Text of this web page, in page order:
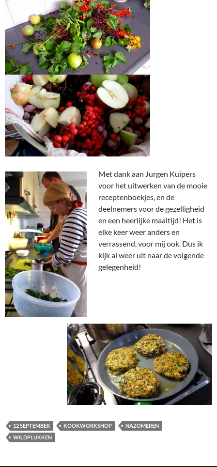
Met dank aan Jurgen Kuipers
voor het uitwerken van de mooie
receptenboekjes, en de
deelnemers voor de gezelligheid
en een heerlijke maaltijd! Het is
elke keer weer anders en
verrassend, voor mij ook. Dus ik
kijk al weer uit naar de volgende
gelegenheid!
12 SEPTEMBER KOOKWORKSHOP
NAZOMEREN
WILDPLUKKEN